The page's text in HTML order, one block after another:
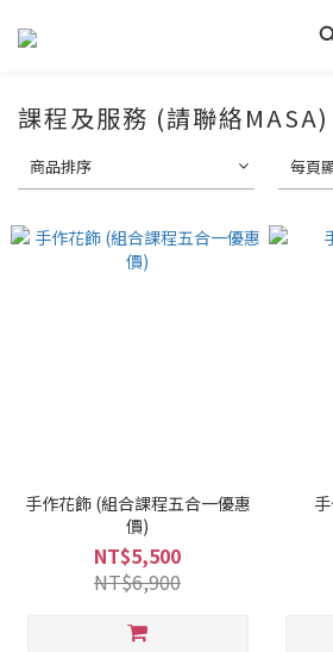
課程及服務 (請聯絡MASA)
商品排序 每頁
手作花飾 (組合課程五合一優惠
價)
NT$5,500
NT$6,900